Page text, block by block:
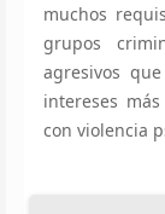
muchos
grupos
agresivos
intereses
con violencia